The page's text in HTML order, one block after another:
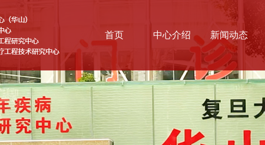
首页 中心介绍
基本情况
战略方向
组织结构
新闻动态
综合新闻
科学前沿
云讲堂